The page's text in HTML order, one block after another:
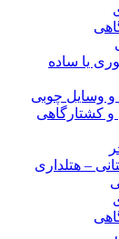
یا ساده
و وسایل چوبی
کشتارگاهی
– هتلداری